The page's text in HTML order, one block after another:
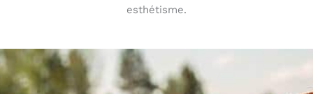
esthétisme.